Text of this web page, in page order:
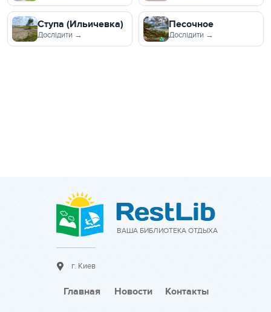
Ступа (Ильичевка)
Дослідити →
Песочное
Дослідити →
ВАША БИБЛИОТЕКА ОТДЫХА
г. Киев
Главная Новости Контакты